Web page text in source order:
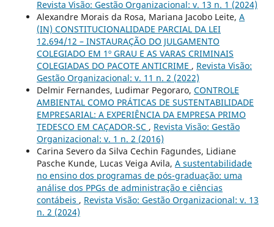
Revista Visão: Gestão Organizacional: v. 13 n. 1 (2024)
Alexandre Morais da Rosa, Mariana Jacobo Leite, A
(IN) CONSTITUCIONALIDADE PARCIAL DA LEI
12.694/12 – INSTAURAÇÃO DO JULGAMENTO
COLEGIADO EM 1º GRAU E AS VARAS CRIMINAIS
COLEGIADAS DO PACOTE ANTICRIME , Revista Visão:
Gestão Organizacional: v. 11 n. 2 (2022)
Delmir Fernandes, Ludimar Pegoraro, CONTROLE
AMBIENTAL COMO PRÁTICAS DE SUSTENTABILIDADE
EMPRESARIAL: A EXPERIÊNCIA DA EMPRESA PRIMO
TEDESCO EM CAÇADOR-SC , Revista Visão: Gestão
Organizacional: v. 1 n. 2 (2016)
Carina Severo da Silva Cechin Fagundes, Lidiane
Pasche Kunde, Lucas Veiga Avila, A sustentabilidade
no ensino dos programas de pós-graduação: uma
análise dos PPGs de administração e ciências
contábeis , Revista Visão: Gestão Organizacional: v. 13
n. 2 (2024)